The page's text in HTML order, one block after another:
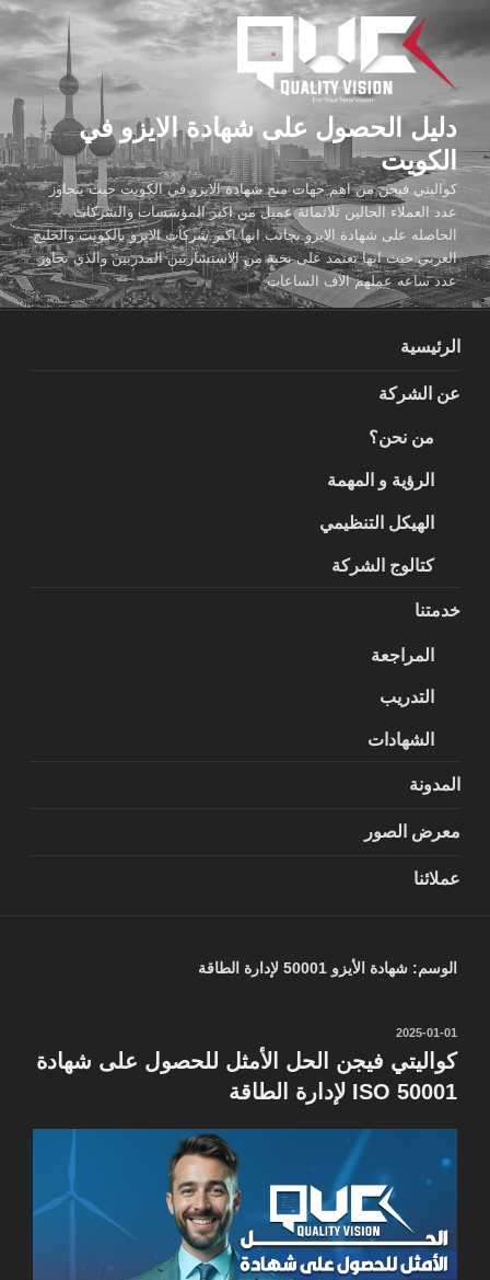
المحتوى
دليل الحصول على شهادة الايزو في
الكويت
كواليتي فيجن من اهم جهات منح شهادة الايزو في الكويت حيث يتجاوز
عدد العملاء الحالين ثلاثمائة عميل من اكبر المؤسسات والشركات
الحاصله على شهادة الايزو بجانب انها اكبر شركات الايزو بالكويت والخليج
العربي حيث انها تعتمد على نخبة من الاستشاريين المدربين والذي تجاوز
عدد ساعه عملهم الاف الساعات
الرئيسية
عن الشركة
من نحن؟
الرؤية و المهمة
الهيكل التنظيمي
كتالوج الشركة
خدمتنا
المراجعة
التدريب
الشهادات
المدونة
معرض الصور
عملائنا
الوسم: شهادة الأيزو 50001 لإدارة الطاقة
نُشر
في
2025-01-01
كواليتي فيجن الحل الأمثل للحصول على شهادة
ISO 50001 لإدارة الطاقة